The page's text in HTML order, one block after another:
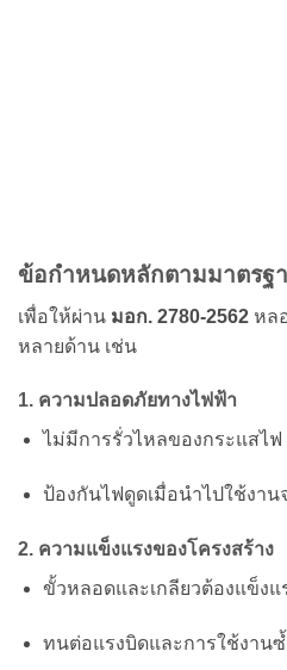
ข้อกำหนดหลักตามมาตรฐ
เพื่อให้ผ่าน มอก. 2780-2562 หล
หลายด้าน เช่น
1. ความปลอดภัยทางไฟฟ้า
ไม่มีการรั่วไหลของกระแสไฟ
ป้องกันไฟดูดเมื่อนำไปใช้งาน
2. ความแข็งแรงของโครงสร้าง
ขั้วหลอดและเกลียวต้องแข็งแ
ทนต่อแรงบิดและการใช้งานซ้